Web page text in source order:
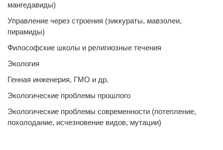
мангедавиды)
Управление через строения (зиккураты, мавзолеи,
пирамиды)
Философские школы и религиозные течения
Экология
Генная инженерия, ГМО и др.
Экологические проблемы прошлого
Экологические проблемы современности (потепление,
похолодание, исчезновение видов, мутации)